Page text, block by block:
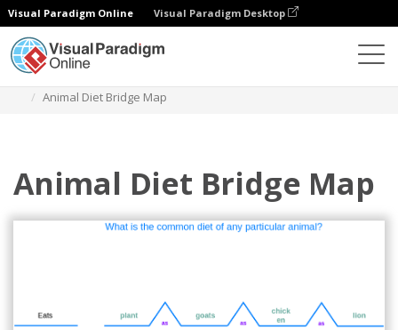
Visual Paradigm Online Visual Paradigm Desktop
Animal Diet Bridge Map
Animal Diet Bridge Map